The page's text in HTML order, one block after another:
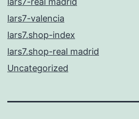
lars7-valencia
lars7.shop-index
lars7.shop-real madrid
Uncategorized